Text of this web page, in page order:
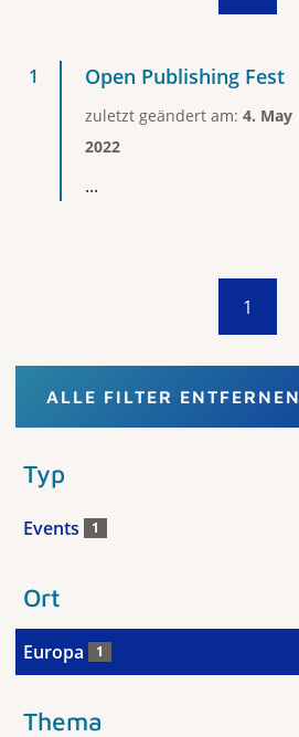
Open Publishing Fest
zuletzt geändert am: 4. May
2022
...
1
ALLE FILTER ENTFERNEN
Typ
Events 1
Ort
Europa 1
Thema